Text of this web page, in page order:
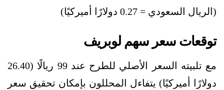
(الريال السعودي = 0.27 دولارًا أميركيًا)
توقعات سعر سهم لوبريف
مع تلبيته السعر الأصلي للطرح عند 99 ريالًا (26.40
دولارًا أميركيًا) يتفاءل المحللون بإمكان تحقيق سعر